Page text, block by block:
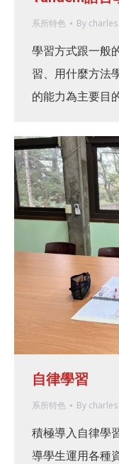
系所特色 By charles
學習方式跟一般
習、用什麼方法
的能力為主要目的
自律學習
系所特色 By charles
積極導入自律學
導學生運用各種